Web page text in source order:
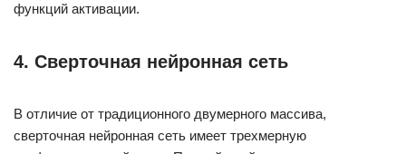
функций активации.
4. Сверточная нейронная сеть
В отличие от традиционного двумерного массива,
сверточная нейронная сеть имеет трехмерную